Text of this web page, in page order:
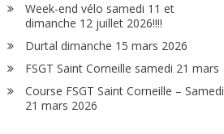
Week-end vélo samedi 11 et
dimanche 12 juillet 2026!!!!
Durtal dimanche 15 mars 2026
FSGT Saint Corneille samedi 21 mars
Course FSGT Saint Corneille – Samedi
21 mars 2026